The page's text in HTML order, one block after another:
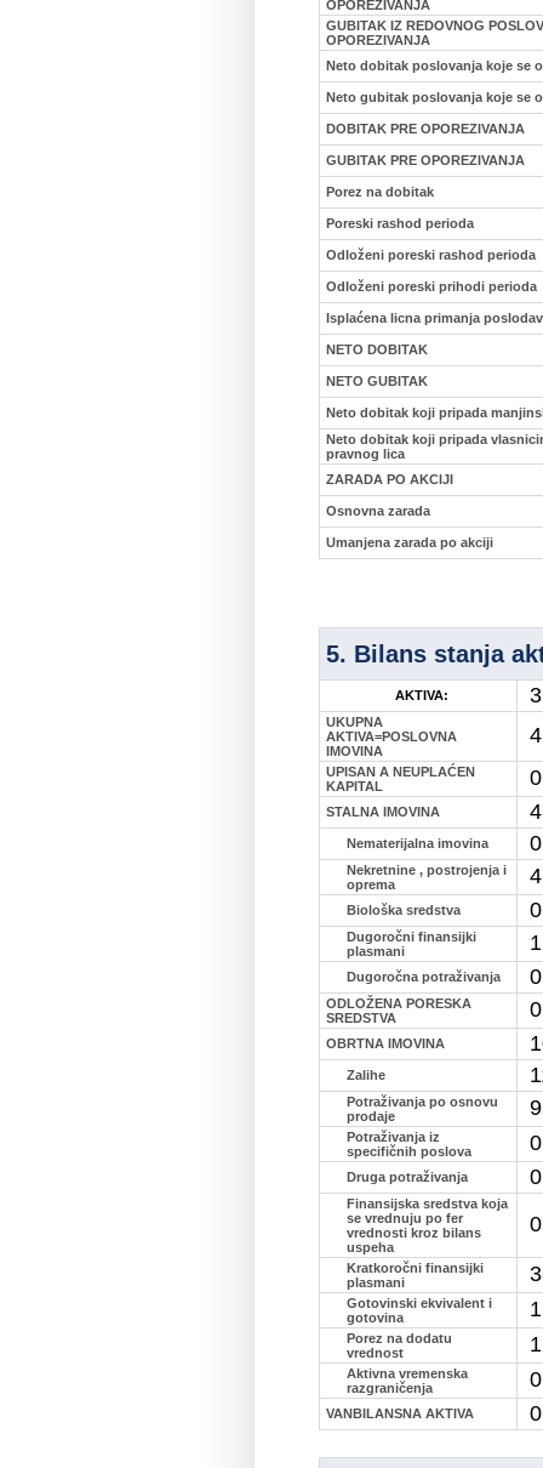
OPOREZIVANJA
GUBITAK IZ REDOVNOG
OPOREZIVANJA
Neto dobitak poslovanja koje se
Neto gubitak poslovanja koje se
DOBITAK PRE OPOREZIVANJA
GUBITAK PRE OPOREZIVANJA
Porez na dobitak
Poreski rashod perioda
Odloženi poreski rashod perioda
Odloženi poreski prihodi perioda
Isplaćena licna primanja
NETO DOBITAK
NETO GUBITAK
Neto dobitak koji pripada
Neto dobitak koji pripada
pravnog lica
ZARADA PO AKCIJI
Osnovna zarada
Umanjena zarada po akciji
5. Bilans stanja
AKTIVA:
UKUPNA
AKTIVA=POSLOVNA
IMOVINA
UPISAN A NEUPLAĆEN
KAPITAL
0
STALNA IMOVINA
Nematerijalna imovina 0
Nekretnine , postrojenja i
oprema
Biološka sredstva 0
Dugoročni finansijki
plasmani
Dugoročna potraživanja 0
ODLOŽENA PORESKA
SREDSTVA
0
OBRTNA IMOVINA
Zalihe
Potraživanja po osnovu
prodaje
Potraživanja iz
specifičnih poslova
0
Druga potraživanja 0
Finansijska sredstva koja
se vrednuju po fer
vrednosti kroz bilans
uspeha
0
Kratkoročni finansijki
plasmani
Gotovinski ekvivalent i
gotovina
Porez na dodatu
vrednost
Aktivna vremenska
razgraničenja
0
VANBILANSNA AKTIVA 0